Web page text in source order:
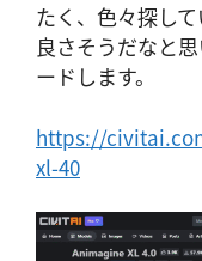
たく、色々探し
良さそうだなと
ードします。
https://
xl-40